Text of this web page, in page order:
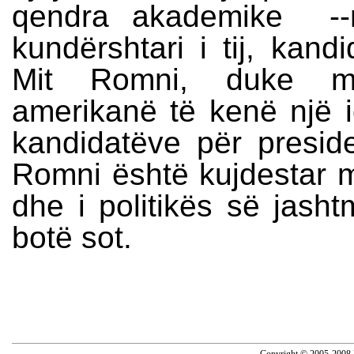
qendra akademike
kundërshtari i tij,
Mit Romni, duke
amerikanë të kenë
kandidatëve për
Romni është kujdestar
dhe i politikës së
botë sot.